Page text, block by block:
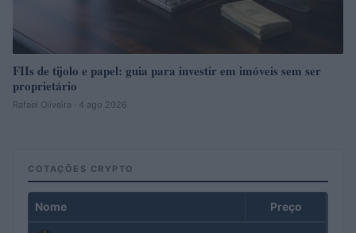
FIIs de tijolo e papel: guia para investir em imóveis sem ser
proprietário
Rafael Oliveira · 4 ago 2026
COTAÇÕES CRYPTO
Nome Preço